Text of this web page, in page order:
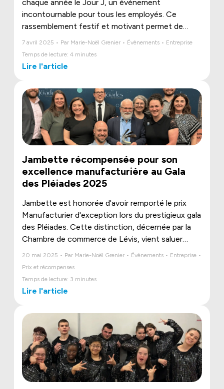
chaque année le Jour J, un événement
incontournable pour tous les employés. Ce
rassemblement festif et motivant permet de
partager la vision, les projets et les ambitions de
7 avril 2025 • Par Marie-Noël Grenier • Évènements • Entreprise
Temps de lecture: 4 minutes
Lire l'article
Jambette récompensée pour son
excellence manufacturière au Gala
des Pléiades 2025
Jambette est honorée d'avoir remporté le prix
Manufacturier d'exception lors du prestigieux gala
des Pléiades. Cette distinction, décernée par la
Chambre de commerce de Lévis, vient saluer
l’innovation, la rigueur et la passion qui animent
20 mai 2025 • Par Marie-Noël Grenier • Évènements • Entreprise •
Prix et récompenses
Temps de lecture: 3 minutes
Lire l'article